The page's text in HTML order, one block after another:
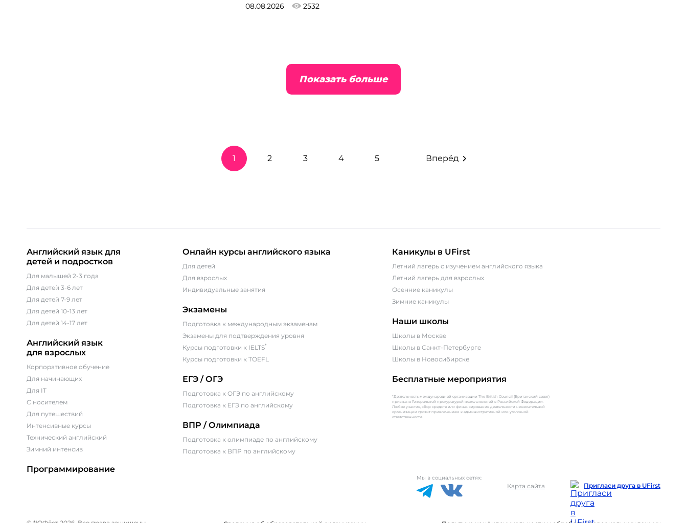
08.08.2026 2532
Показать больше
1 2 3 4 5 Вперёд
Английский язык для
детей и подростков
Для малышей 2-3 года
Для детей 3-6 лет
Для детей 7-9 лет
Для детей 10-13 лет
Для детей 14-17 лет
Английский язык
для взрослых
Корпоративное обучение
Для начинающих
Для IT
С носителем
Для путешествий
Интенсивные курсы
Технический английский
Зимний интенсив
Программирование
Онлайн курсы английского языка
Для детей
Для взрослых
Индивидуальные занятия
Экзамены
Подготовка к международным экзаменам
Экзамены для подтверждения уровня
Курсы подготовки к IELTS*
Курсы подготовки к TOEFL
ЕГЭ / ОГЭ
Подготовка к ОГЭ по английскому
Подготовка к ЕГЭ по английскому
ВПР / Олимпиада
Подготовка к олимпиаде по английскому
Подготовка к ВПР по английскому
Каникулы в UFirst
Летний лагерь с изучением английского языка
Летний лагерь для взрослых
Осенние каникулы
Зимние каникулы
Наши школы
Школы в Москве
Школы в Санкт-Петербурге
Школы в Новосибирске
Бесплатные мероприятия
*Деятельность международной организации The British Council (Британский совет)
признано Генеральной прокуратурой нежелательной в Российской Федерации.
Любое участие, сбор средств или финансирование деятельности нежелательной
организации грозит привлечением к административной или уголовной
ответственности.
Мы в социальных сетях:
Карта сайта Пригласи друга в UFirst